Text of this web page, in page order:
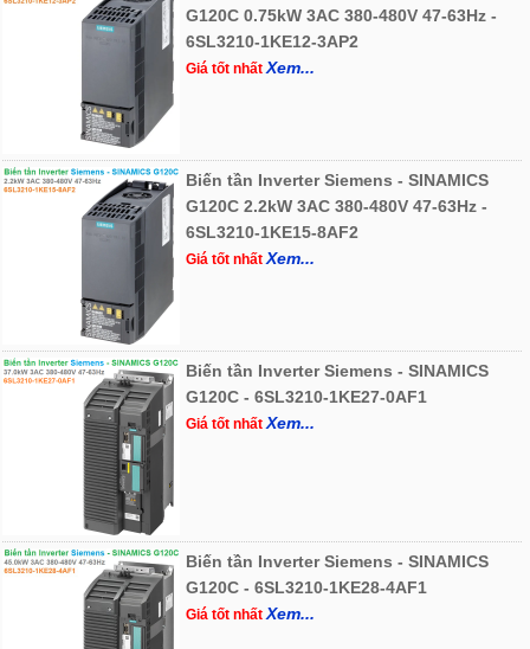
G120C 0.75kW 3AC 380-480V 47-63Hz -
6SL3210-1KE12-3AP2
Giá tốt nhấtXem...
Biến tần Inverter Siemens - SINAMICS
G120C 2.2kW 3AC 380-480V 47-63Hz -
6SL3210-1KE15-8AF2
Giá tốt nhấtXem...
Biến tần Inverter Siemens - SINAMICS
G120C - 6SL3210-1KE27-0AF1
Giá tốt nhấtXem...
Biến tần Inverter Siemens - SINAMICS
G120C - 6SL3210-1KE28-4AF1
Giá tốt nhấtXem...